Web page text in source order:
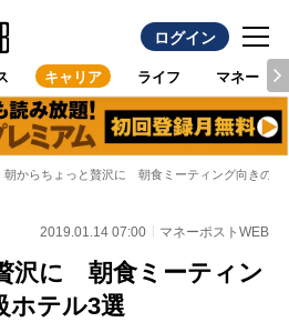
ログイン
キャリア ライフ マネー
朝からちょっと贅沢に 朝食ミーティング向きの都
2019.01.14 07:00 マネーポストWEB
沢に 朝食ミーティン
ホテル3選